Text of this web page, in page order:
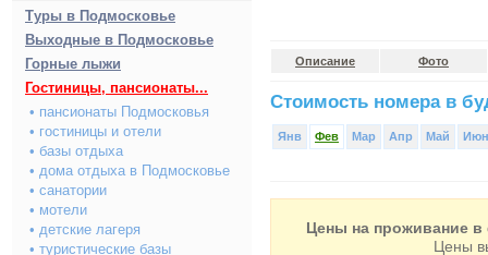
Туры в Подмосковье
Выходные в Подмосковье
Горные лыжи
Гостиницы, пансионаты...
• пансионаты Подмосковья
• гостиницы и отели
• базы отдыха
• дома отдыха в Подмосковье
• санатории
• мотели
• детские лагеря
• туристические базы
Описание Фото
Стоимость номера в
Янв Фев Мар Апр Май Июн
Цены на проживание в
Цены